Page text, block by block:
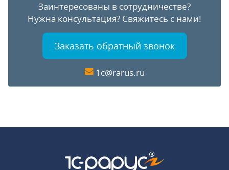
Заинтересованы в сотрудничестве?
Нужна консультация? Свяжитесь с нами!
Заказать обратный звонок
1c@rarus.ru